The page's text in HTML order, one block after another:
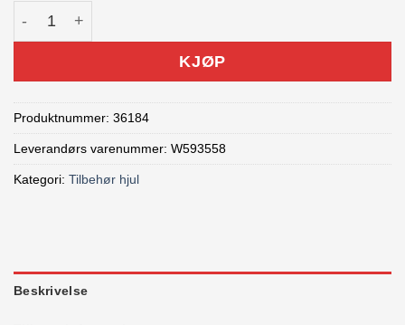
KJØP
Produktnummer: 36184
Leverandørs varenummer: W593558
Kategori: Tilbehør hjul
Beskrivelse